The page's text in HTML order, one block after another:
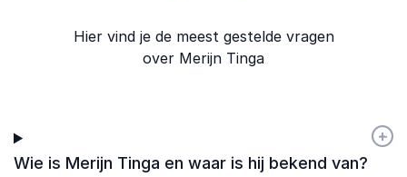
Hier vind je de meest gestelde vragen
over Merijn Tinga
Wie is Merijn Tinga en waar is hij bekend van?
+
-